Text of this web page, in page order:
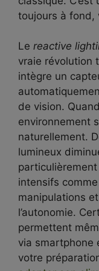
toujours à fond,
Le reactive
vraie révolution
intègre un
de vision.
environnement
naturellement.
lumineux
intensifs
manipulations
l’autonomie.
permettent
via smartphone
votre